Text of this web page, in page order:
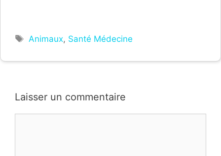
Étiquettes
Animaux, Santé Médecine
Laisser un commentaire